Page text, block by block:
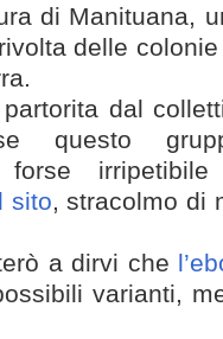
di Manituana,
delle
dal
questo
forse
sito, stracolmo di
a dirvi che
varianti,